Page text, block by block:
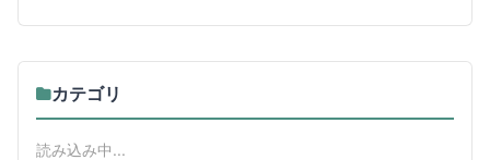
カテゴリ
読み込み中...